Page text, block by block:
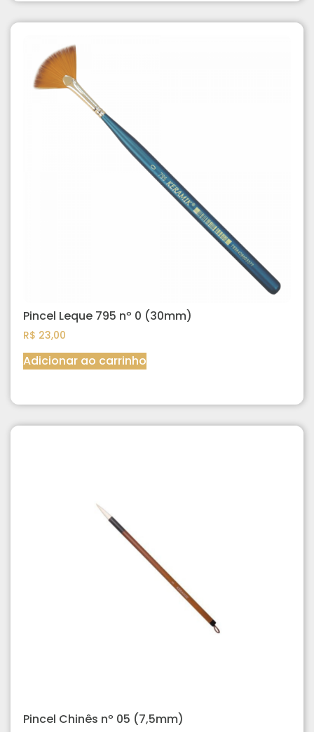
Pincel Leque 795 nº 0 (30mm)
R$ 23,00
Adicionar ao carrinho
Pincel Chinês nº 05 (7,5mm)